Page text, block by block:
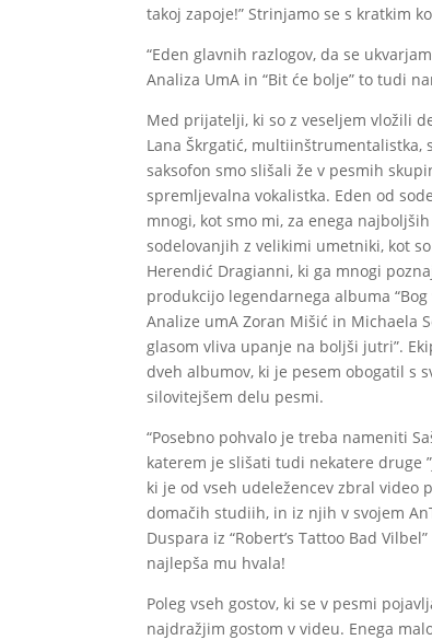
takoj zapoje!” Strinjamo se s kratkim
“Eden glavnih razlogov, da se
Analiza UmA in “Bit će bolje” to tudi
Med prijatelji, ki so z veseljem vložili
Lana Škrgatić, multiinštrumentalistka,
saksofon smo slišali že v pesmih
spremljevalna vokalistka. Eden od
mnogi, kot smo mi, za enega
sodelovanjih z velikimi umetniki, kot
Herendić Dragianni, ki ga mnogi
produkcijo legendarnega albuma
Analize umA Zoran Mišić in Michaela
glasom vliva upanje na boljši jutri”.
dveh albumov, ki je pesem obogatil s
silovitejšem delu pesmi.
“Posebno pohvalo je treba nameniti
katerem je slišati tudi nekatere druge
ki je od vseh udeležencev zbral
domačih studiih, in iz njih v svojem
Duspara iz “Robert’s Tattoo Bad
najlepša mu hvala!
Poleg vseh gostov, ki se v pesmi
najdražjim gostom v videu. Enega